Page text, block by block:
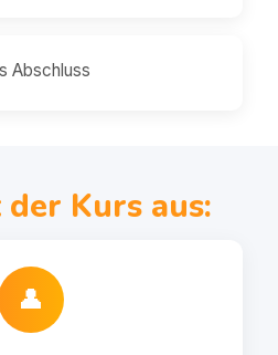
Abschluss
Kurs aus:
👤